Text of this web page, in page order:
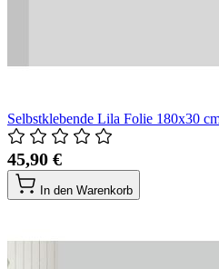
Selbstklebende Lila Folie 180x30
45,90 €
In den Warenkorb